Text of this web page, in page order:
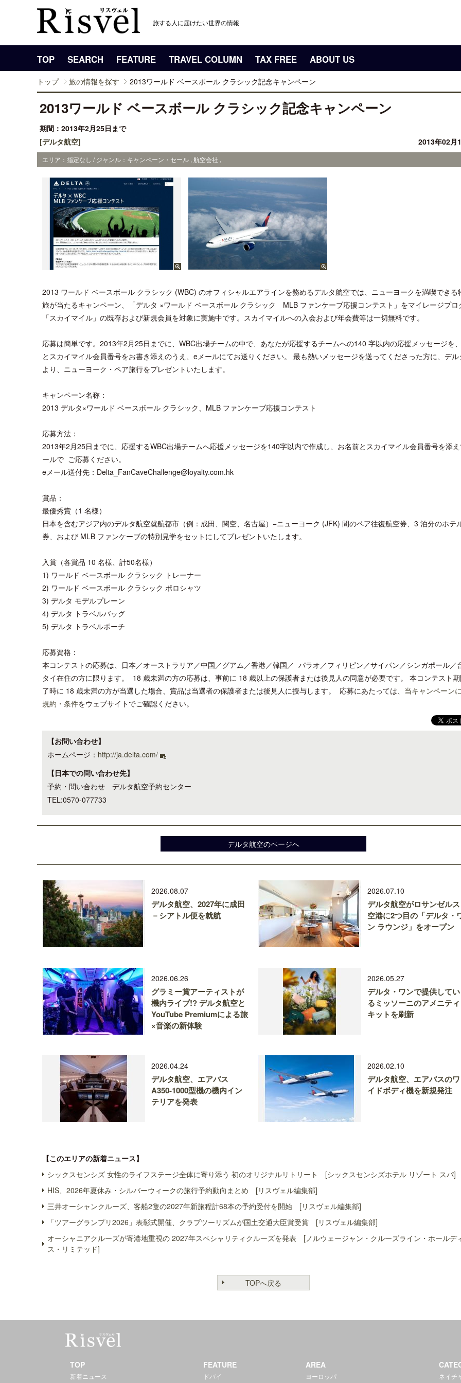
旅する人に届けたい世界の情報
TOP SEARCH FEATURE TRAVEL COLUMN TAX FREE ABOUT US
トップ 旅の情報を探す 2013ワールド ベースボール クラシック記念キャンペーン
2013ワールド ベースボール クラシック記念キャンペーン
期間：2013年2月25日まで
[デルタ航空]
2013年02月
エリア：指定なし / ジャンル：キャンペーン・セール , 航空会社 ,
2013 ワールド ベースボール クラシック (WBC) のオフィシャルエアラインを務めるデルタ航空では、ニューヨークを満喫できる
旅が当たるキャンペーン、「デルタ ×ワールド ベースボール クラシック MLB ファンケーブ応援コンテスト」をマイレージプロ
「スカイマイル」の既存および新規会員を対象に実施中です。スカイマイルへの入会および年会費等は一切無料です。
応募は簡単です。2013年2月25日までに、WBC出場チームの中で、あなたが応援するチームへの140 字以内の応援メッセージを
とスカイマイル会員番号をお書き添えのうえ、eメールにてお送りください。 最も熱いメッセージを送ってくださった方に、デ
より、ニューヨーク・ペア旅行をプレゼントいたします。
キャンペーン名称：
2013 デルタ×ワールド ベースボール クラシック、MLB ファンケーブ応援コンテスト
応募方法：
2013年2月25日までに、応援するWBC出場チームへ応援メッセージを140字以内で作成し、お名前とスカイマイル会員番号を添
ールで ご応募ください。
eメール送付先：Delta_FanCaveChallenge@loyalty.com.hk
賞品：
最優秀賞（1 名様）
日本を含むアジア内のデルタ航空就航都市（例：成田、関空、名古屋）−ニューヨーク (JFK) 間のペア往復航空券、3 泊分のホテ
券、および MLB ファンケーブの特別見学をセットにしてプレゼントいたします。
入賞（各賞品 10 名様、計50名様）
1) ワールド ベースボール クラシック トレーナー
2) ワールド ベースボール クラシック ポロシャツ
3) デルタ モデルプレーン
4) デルタ トラベルバッグ
5) デルタ トラベルポーチ
応募資格：
本コンテストの応募は、日本／オーストラリア／中国／グアム／香港／韓国／ パラオ／フィリピン／サイパン／シンガポール／
タイ在住の方に限ります。 18 歳未満の方の応募は、事前に 18 歳以上の保護者または後見人の同意が必要です。 本コンテスト
了時に 18 歳未満の方が当選した場合、賞品は当選者の保護者または後見人に授与します。 応募にあたっては、 当キャンペーン
規約・条件をウェブサイトでご確認ください。
【お問い合わせ】
ホームページ： http://ja.delta.com/
【日本での問い合わせ先】
予約・問い合わせ デルタ航空予約センター
TEL:0570-077733
デルタ航空のページへ
2026.08.07
デルタ航空、2027年に成田
－シアトル便を就航
2026.07.10
デルタ航空がロサンゼルス
空港に2つ目の「デルタ・
ン ラウンジ」をオープン
2026.06.26
グラミー賞アーティストが
機内ライブ!? デルタ航空と
YouTube Premiumによる旅
×音楽の新体験
2026.05.27
デルタ・ワンで提供してい
るミッソーニのアメニティ
キットを刷新
2026.04.24
デルタ航空、エアバス
A350-1000型機の機内イン
テリアを発表
2026.02.10
デルタ航空、エアバスのワ
イドボディ機を新規発注
【このエリアの新着ニュース】
シックスセンシズ 女性のライフステージ全体に寄り添う 初のオリジナルリトリート [シックスセンシズホテル リゾート スパ]
HIS、2026年夏休み・シルバーウィークの旅行予約動向まとめ [リスヴェル編集部]
三井オーシャンクルーズ、客船2隻の2027年新旅程計68本の予約受付を開始 [リスヴェル編集部]
「ツアーグランプリ2026」表彰式開催、クラブツーリズムが国土交通大臣賞受賞 [リスヴェル編集部]
オーシャニアクルーズが寄港地重視の 2027年スペシャリティクルーズを発表 [ノルウェージャン・クルーズライン・ホールデ
ス・リミテッド]
TOPへ戻る
クアロア・ランチ、新予約システム導
入のお知らせ
TOP
新着ニュース
FEATURE
ドバイ
AREA
ヨーロッパ
ネイチ